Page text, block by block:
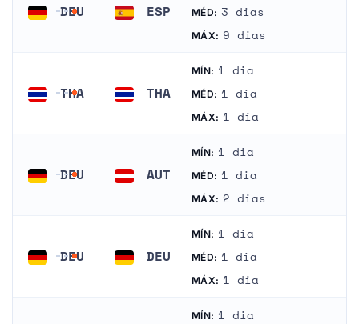
DEU ESP MÉD: 3 dias
MÁX: 9 dias
THA THA
MÍN: 1 dia
MÉD: 1 dia
MÁX: 1 dia
DEU AUT
MÍN: 1 dia
MÉD: 1 dia
MÁX: 2 dias
DEU DEU
MÍN: 1 dia
MÉD: 1 dia
MÁX: 1 dia
MÍN: 1 dia